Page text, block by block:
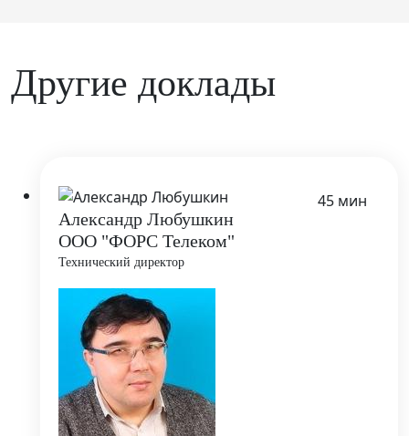
Другие доклады
Александр Любушкин
ООО "ФОРС Телеком"
Технический директор
45 мин